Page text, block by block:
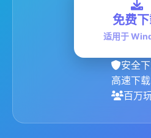
免费
适用于
安全
高速下载
百万